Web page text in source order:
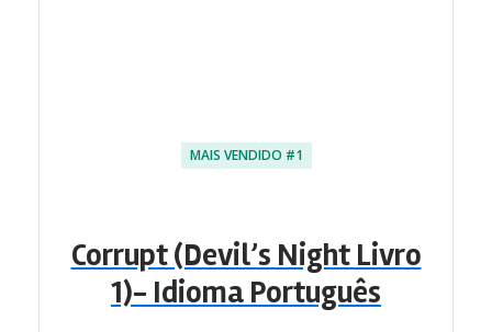
MAIS VENDIDO #1
Corrupt (Devil’s Night Livro
1)- Idioma ‏Português